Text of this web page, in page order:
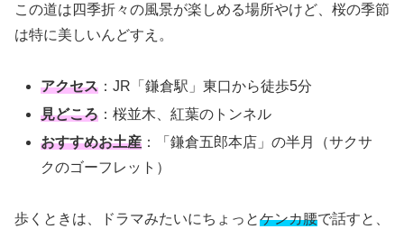
この道は四季折々の風景が楽しめる場所やけど、桜の季節
は特に美しいんどすえ。
アクセス ：JR「鎌倉駅」東口から徒歩5分
見どころ ：桜並木、紅葉のトンネル
おすすめお土産 ：「鎌倉五郎本店」の半月（サクサ
クのゴーフレット）
歩くときは、ドラマみたいにちょっとケンカ腰で話すと、